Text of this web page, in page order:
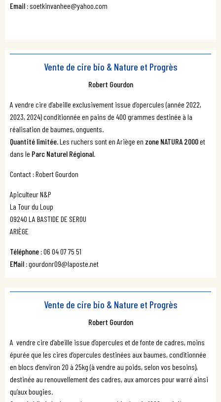
Email : soetkinvanhee@yahoo.com
Vente de cire bio & Nature et Progrès
Robert Gourdon
A vendre cire d’abeille exclusivement issue d’opercules (année 2022,
2023, 2024) conditionnée en pains de 400 grammes destinée à la
réalisation de baumes, onguents.
Quantité limitée . Les ruchers sont en Ariège en zone NATURA 2000et
dans le Parc Naturel Régional.
Contact :Robert Gourdon
Apiculteur N&P
La Tour du Loup
09240 LA BASTIDE DE SEROU
ARIÈGE
Téléphone :06 04 07 75 51
EMail :gourdonr09@laposte.net
Vente de cire bio & Nature et Progrès
Robert Gourdon
A vendre cire d’abeille issue d’opercules et de fonte de cadres, moins
épurée que les cires d’opercules destinées aux baumes, conditionnée
en blocs d’environ 20 à 25kg (à vendre au poids, selon vos besoins),
destinée au renouvellement des cadres, aux amorces pour warré ainsi
qu’aux bougies.